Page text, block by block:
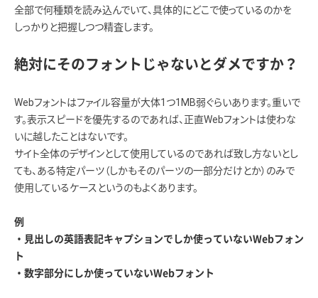
全部で何種類を読み込んでいて、具体的にどこで使っているのかを
しっかりと把握しつつ精査します。
絶対にそのフォントじゃないとダメですか？
Webフォントはファイル容量が大体1つ1MB弱ぐらいあります。重いで
す。表示スピードを優先するのであれば、正直Webフォントは使わな
いに越したことはないです。
サイト全体のデザインとして使用しているのであれば致し方ないとし
ても、ある特定パーツ（しかもそのパーツの一部分だけとか）のみで
使用しているケースというのもよくあります。
例
・見出しの英語表記キャプションでしか使っていないWebフォン
ト
・数字部分にしか使っていないWebフォント